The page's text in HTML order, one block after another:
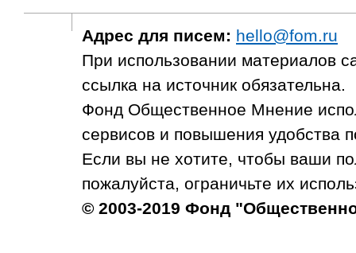
Адрес для писем: hello@fom.ru
При использовании материалов
ссылка на источник обязательна.
Фонд Общественное Мнение
сервисов и повышения удобства
Если вы не хотите, чтобы ваши
пожалуйста, ограничьте их
© 2003-2019 Фонд